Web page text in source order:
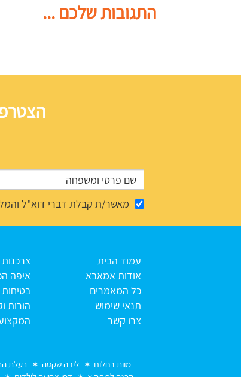
התגובות שלכם ...
מאשר/ת קבלת דברי דוא"ל
עמוד הבית
אודות אמאבא
כל המאמרים
תנאי שימוש
צרו קשר
צרכנות
איפה
בטיחות
הורות
מוות בחלום לידה שקטה רעלת